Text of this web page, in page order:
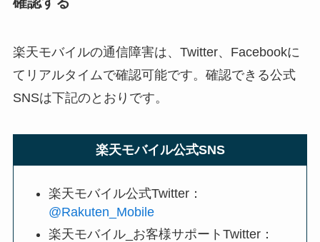
楽天モバイルの通信障害は、Twitter、Facebookに
てリアルタイムで確認可能です。確認できる公式
SNSは下記のとおりです。
楽天モバイル公式SNS
楽天モバイル公式Twitter：
@Rakuten_Mobile
楽天モバイル_お客様サポートTwitter：